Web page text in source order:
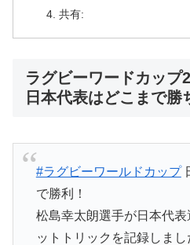
共有:
ラグビーワードカップ
日本代表はどこまで勝
#ラグビーワールドカップ
で勝利！
松島幸太朗選手が日本代
ットトリックを記録しまし